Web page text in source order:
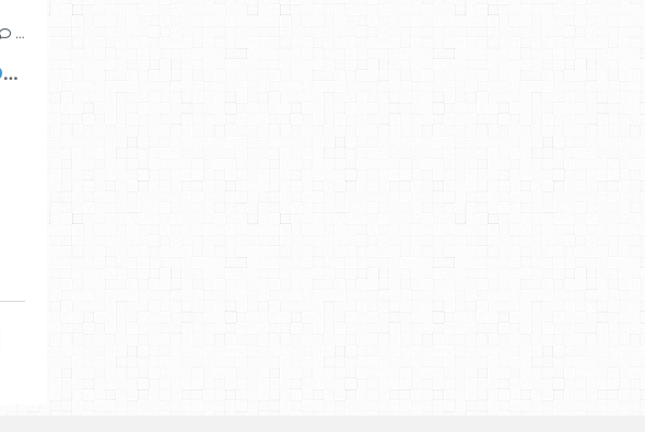
…
Reportage sur le tournage de "De nos frères blessés" d'après l'ouvrage de Joseph Andras consacré à Fernand Iveton